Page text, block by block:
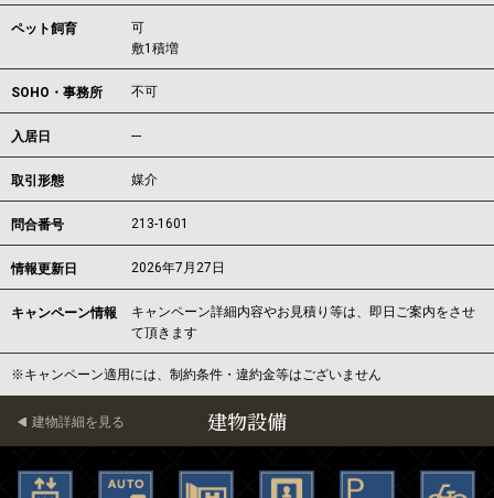
ペット飼育
可
敷1積増
SOHO・事務所 不可
入居日 ---
取引形態 媒介
問合番号 213-1601
情報更新日 2026年7月27日
キャンペーン情報
キャンペーン詳細内容やお見積り等は、即日ご案内をさせ
て頂きます
※キャンペーン適用には、制約条件・違約金等はございません
建物設備
建物詳細を見る